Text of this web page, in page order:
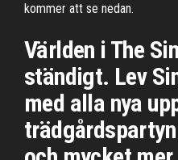
kommer att se nedan.
Världen i The
ständigt. Lev
med alla nya